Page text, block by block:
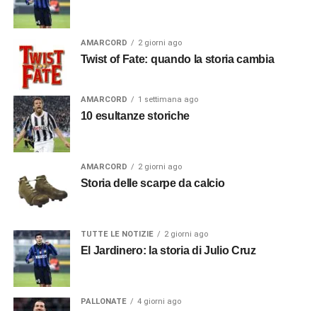
AMARCORD 2 giorni ago
Twist of Fate: quando la storia cambia
AMARCORD 1 settimana ago
10 esultanze storiche
AMARCORD 2 giorni ago
Storia delle scarpe da calcio
TUTTE LE NOTIZIE 2 giorni ago
El Jardinero: la storia di Julio Cruz
PALLONATE 4 giorni ago